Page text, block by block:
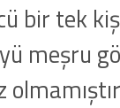
bir tek
meşru